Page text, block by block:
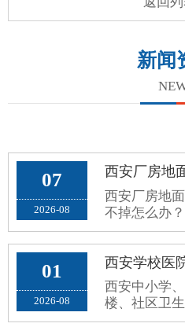
新闻
07
2026-08
西安厂房地
不掉怎么办
因、翻新误
案。
01
2026-08
西安中小学
楼、社区卫
市、写字楼